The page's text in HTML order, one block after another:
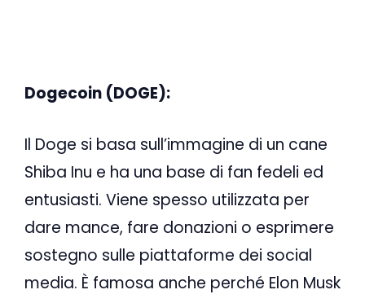
Dogecoin (DOGE):
Il Doge si basa sull’immagine di un cane
Shiba Inu e ha una base di fan fedeli ed
entusiasti. Viene spesso utilizzata per
dare mance, fare donazioni o esprimere
sostegno sulle piattaforme dei social
media. È famosa anche perché Elon Musk